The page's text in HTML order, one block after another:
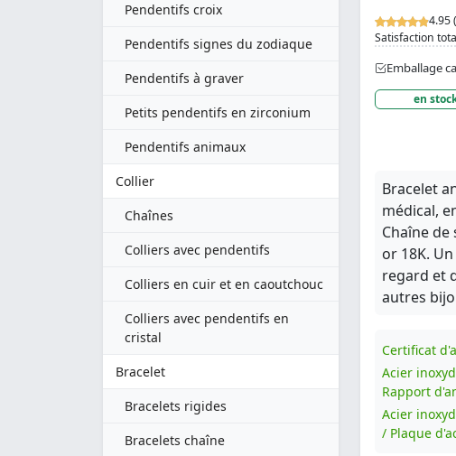
Pendentifs croix
Pendentifs signes du zodiaque
Pendentifs à graver
Petits pendentifs en zirconium
Pendentifs animaux
Collier
Chaînes
Colliers avec pendentifs
Colliers en cuir et en caoutchouc
Colliers avec pendentifs en
cristal
Bracelet
Bracelets rigides
Bracelets chaîne
4.95
Satisfaction
Emballage
en
Bracelet
médical,
Chaîne
or 18K.
regard et
autres
Certificat
Acier
Rapport
Acier
/ Plaque